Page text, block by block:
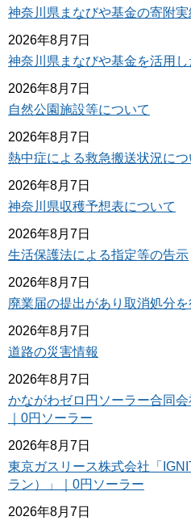
神奈川県まなびや基金の寄附実
2026年8月7日
神奈川県まなびや基金を活用し
2026年8月7日
自然公園施設等について
2026年8月7日
熱中症による救急搬送状況につ
2026年8月7日
神奈川県収穫予想表について
2026年8月7日
生活保護法による指定等の告示
2026年8月7日
廃業届の提出があり取消処分
2026年8月7日
道路の災害情報
2026年8月7日
かながわゼロ円ソーラー合同会
｜0円ソーラー
2026年8月7日
東京ガスリース株式会社「
ラン）」｜0円ソーラー
2026年8月7日